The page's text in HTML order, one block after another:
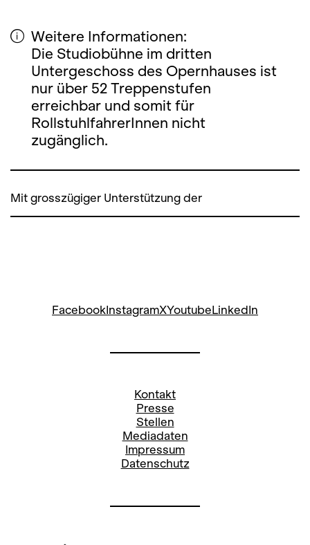
Weitere Informationen:
Die Studiobühne im dritten
Untergeschoss des Opernhauses ist
nur über 52 Treppenstufen
erreichbar und somit für
RollstuhlfahrerInnen nicht
zugänglich.
Mit grosszügiger Unterstützung der
FacebookInstagramXYoutubeLinkedIn
Kontakt
Presse
Stellen
Mediadaten
Impressum
Datenschutz